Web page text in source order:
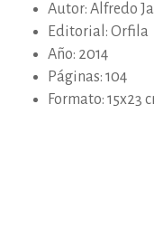
Autor: Alfredo
Editorial: Orfila
Año: 2014
Páginas: 104
Formato: 15x23